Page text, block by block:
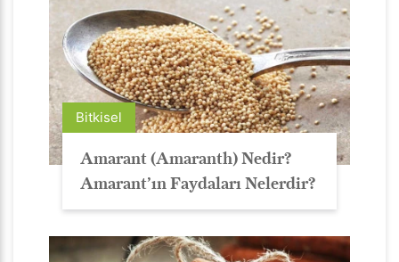
Bitkisel
Amarant (Amaranth) Nedir?
Amarant’ın Faydaları Nelerdir?